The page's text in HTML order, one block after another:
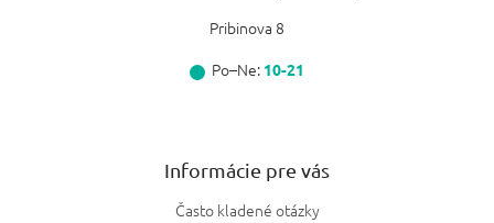
Pribinova 8
Po–Ne: 10-21
Informácie pre vás
Často kladené otázky